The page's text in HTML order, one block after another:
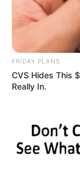
FRIDAY PLANS
CVS Hides This
Really In.